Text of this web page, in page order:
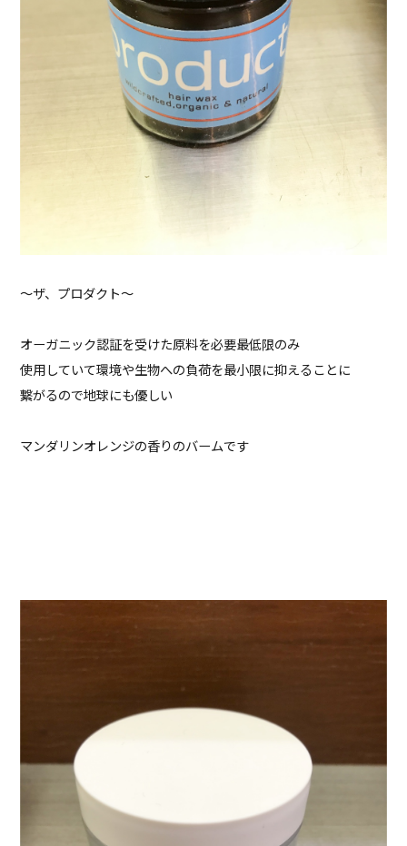
〜ザ、プロダクト〜
オーガニック認証を受けた原料を必要最低限のみ
使用していて環境や生物への負荷を最小限に抑えることに
繋がるので地球にも優しい
マンダリンオレンジの香りのバームです